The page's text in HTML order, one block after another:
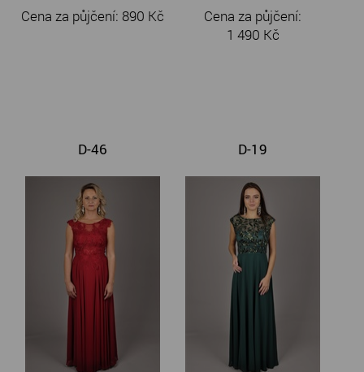
Cena za půjčení: 890 Kč
Cena za půjčení:
1 490 Kč
D-46 D-19